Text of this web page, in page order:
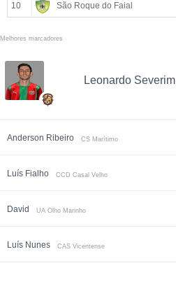
10 São Roque do Faial
Melhores marcadores
Leonardo Severim
Anderson Ribeiro CS Marítimo
Luís Fialho CCD Casal Velho
David UA Olho Marinho
Luís Nunes CAS Vicentense